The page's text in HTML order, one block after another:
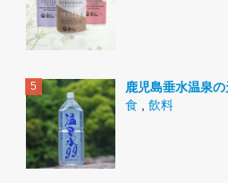
鹿児島垂水温泉
食
飲料